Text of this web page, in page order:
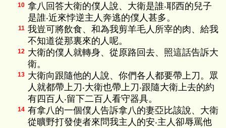
10 拿八回答大衛的僕人說、大衛是誰‧耶西的兒子
是誰‧近來悖逆主人奔逃的僕人甚多。
11 我豈可將飲食、和為我剪羊毛人所宰的肉、給我
不知道從那裏來的人呢。
12 大衛的僕人就轉身、從原路回去、照這話告訴大
衛。
13 大衛向跟隨他的人說、你們各人都要帶上刀。眾
人就都帶上刀‧大衛也帶上刀‧跟隨大衛上去的約
有四百人‧留下二百人看守器具。
14 有拿八的一個僕人告訴拿八的妻亞比該說、大衛
從曠野打發使者來問我主人的安‧主人卻辱罵他